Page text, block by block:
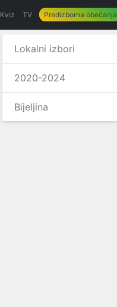
Kviz TV Predizborna obećanja
Lokalni izbori
2020-2024
Bijeljina